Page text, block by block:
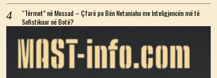
“Tërmet” në Mossad – Çfarë po Bën Netaniahu me Inteligjencën më të
Sofistikuar në Botë?